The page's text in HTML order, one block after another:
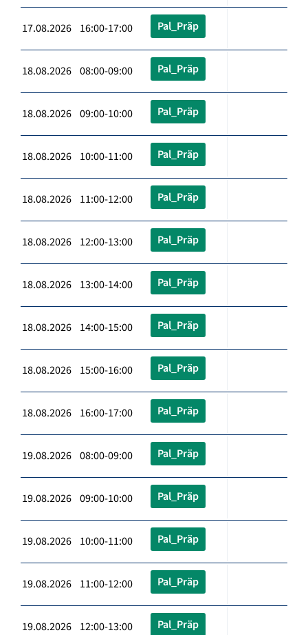
17.08.2026 16:00-17:00 Pal_Präp
18.08.2026 08:00-09:00 Pal_Präp
18.08.2026 09:00-10:00 Pal_Präp
18.08.2026 10:00-11:00 Pal_Präp
18.08.2026 11:00-12:00 Pal_Präp
18.08.2026 12:00-13:00 Pal_Präp
18.08.2026 13:00-14:00 Pal_Präp
18.08.2026 14:00-15:00 Pal_Präp
18.08.2026 15:00-16:00 Pal_Präp
18.08.2026 16:00-17:00 Pal_Präp
19.08.2026 08:00-09:00 Pal_Präp
19.08.2026 09:00-10:00 Pal_Präp
19.08.2026 10:00-11:00 Pal_Präp
19.08.2026 11:00-12:00 Pal_Präp
19.08.2026 12:00-13:00 Pal_Präp